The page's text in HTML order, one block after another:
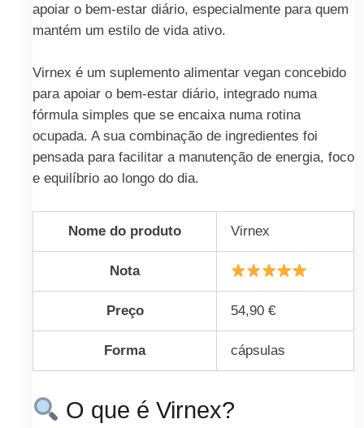
apoiar o bem-estar diário, especialmente para quem
mantém um estilo de vida ativo.
Virnex é um suplemento alimentar vegan concebido
para apoiar o bem-estar diário, integrado numa
fórmula simples que se encaixa numa rotina
ocupada. A sua combinação de ingredientes foi
pensada para facilitar a manutenção de energia, foco
e equilíbrio ao longo do dia.
Nome do produto Virnex
Nota
Preço 54,90 €
Forma cápsulas
O que é Virnex?